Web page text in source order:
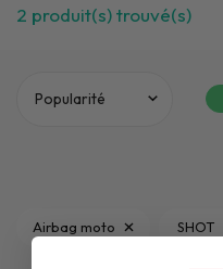
2 produit(s) trouvé(s)
Airbag moto SHOT